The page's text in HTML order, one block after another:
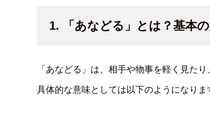
1. 「あなどる」とは？基本
「あなどる」は、相手や物事を軽く見た
具体的な意味としては以下のようになりま